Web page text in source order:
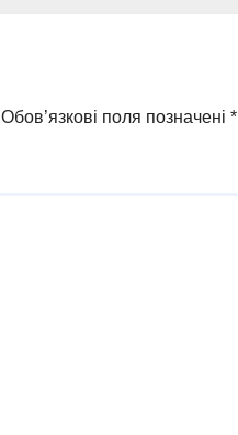
Обов’язкові поля позначені *